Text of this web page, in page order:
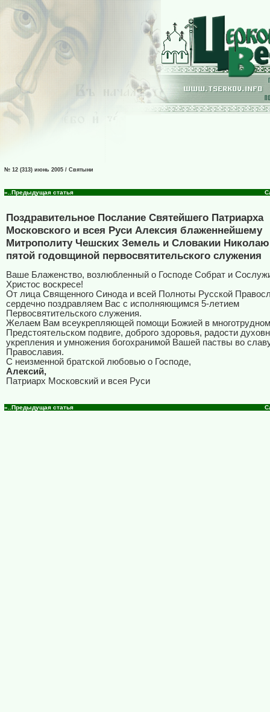
№ 12 (313) июнь 2005 / Святыни
«..Предыдущая статья
Поздравительное Послание Святейшего Патриарха
Московского и всея Руси Алексия блаженнейшему
Митрополиту Чешских Земель и Словакии Николаю
пятой годовщиной первосвятительского служения
Ваше Блаженство, возлюбленный о Господе Собрат и
Христос воскресе!
От лица Священного Синода и всей Полноты Русской
сердечно поздравляем Вас с исполняющимся 5-летием
Первосвятительского служения.
Желаем Вам всеукрепляющей помощи Божией в многотрудном
Предстоятельском подвиге, доброго здоровья, радости
укрепления и умножения богохранимой Вашей паствы во
Православия.
С неизменной братской любовью о Господе,
Алексий,
Патриарх Московский и всея Руси
«..Предыдущая статья